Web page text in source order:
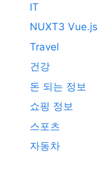
IT
NUXT3 Vue.js
Travel
건강
돈 되는 정보
쇼핑 정보
스포츠
자동차